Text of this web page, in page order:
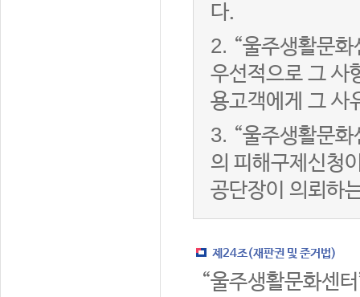
다.
2. “울주생활문
우선적으로 그 사
용고객에게 그 사
3. “울주생활문
의 피해구제신청
공단장이 의뢰하
제24조(재판권 및 준거법)
“울주생활문화센